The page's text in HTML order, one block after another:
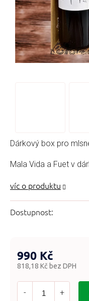
Dostupnost:
Dárkový box pro
Mala Vida a Fuet v
990 Kč
818,18 Kč bez DPH
Měrná